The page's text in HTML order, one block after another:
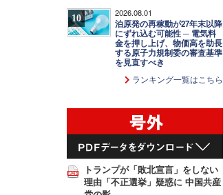
10 2026.08.01
泊原発の再稼動が27年末以降
にずれ込む可能性 ─ 電気料
金を押し上げ、物価高を助長
する原子力規制委の審査基準
を見直すべき
ランキング一覧はこちら
トランプが「敗北宣言」をしない
理由「不正選挙」疑惑に 中国共産